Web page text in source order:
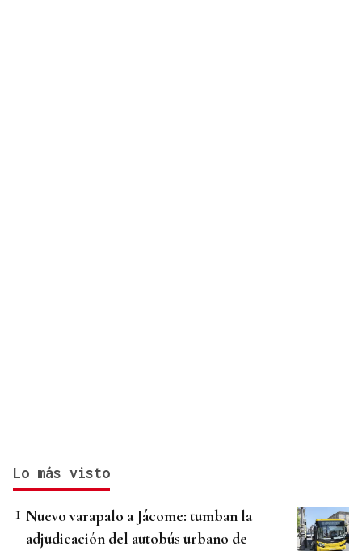
Lo más visto
Nuevo varapalo a Jácome: tumban la
adjudicación del autobús urbano de